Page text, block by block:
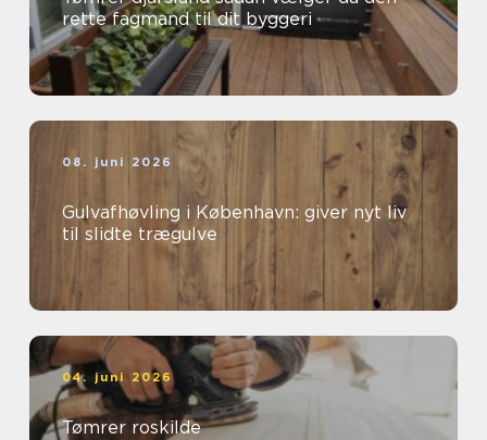
rette fagmand til dit byggeri
08. juni 2026
Gulvafhøvling i København: giver nyt liv
til slidte trægulve
04. juni 2026
Tømrer roskilde